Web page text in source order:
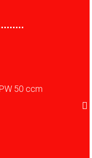
Erster Sieg im Pocket